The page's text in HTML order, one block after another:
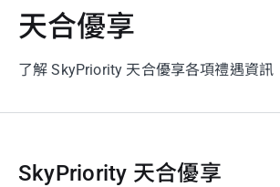
天合優享
了解 SkyPriority 天合優享各項禮遇資訊
SkyPriority 天合優享